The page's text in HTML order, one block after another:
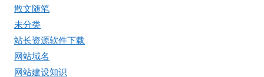
散文随笔
未分类
站长资源软件下载
网站域名
网站建设知识